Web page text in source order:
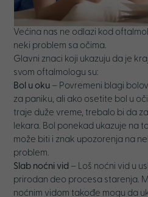
Većina nas ne odlazi kod
neki problem sa očima.
Glavni znaci koji ukazuju da je
svom oftalmologu su:
Bol u oku – Povremeni blagi
za paniku, ali ako osetite bol u
traje duže vreme, trebalo bi da
lekara. Bol ponekad ukazuje na
može biti i znak upozorenja na
problem.
Slab noćni vid – Loš noćni vid u
prirodan deo procesa starenja.
noćnim vidom takođe mogu da